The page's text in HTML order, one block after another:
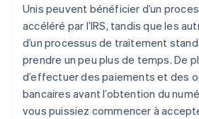
Unis peuvent bénéficier d’un
accéléré par l’IRS, tandis que les
d’un processus de traitement
prendre un peu plus de temps. De
d’effectuer des paiements et des
bancaires avant l’obtention du
vous puissiez commencer à